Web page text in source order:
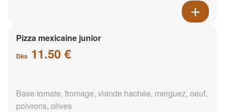
Pizza mexicaine junior
Dès 11.50 €
Base tomate, fromage, viande hachée, merguez, oeuf,
poivrons, olives